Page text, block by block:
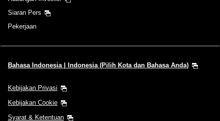
Siaran Pers
Pekerjaan
Bahasa Indonesia | Indonesia (Pilih Kota dan Bahasa Anda)
Kebijakan Privasi
Kebijakan Cookie
Syarat & Ketentuan